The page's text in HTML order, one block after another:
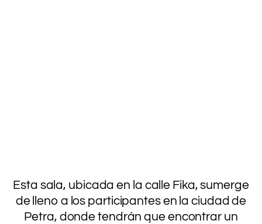
Esta sala, ubicada en la calle Fika, sumerge
de lleno a los participantes en la ciudad de
Petra, donde tendrán que encontrar un